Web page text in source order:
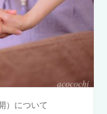
）について